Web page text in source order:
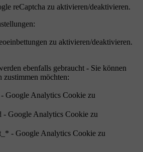
reCaptcha zu aktivieren/deaktivieren.
zu aktivieren/deaktivieren.
ebenfalls gebraucht - Sie können
zustimmen möchten:
Google Analytics Cookie zu
- Google Analytics Cookie zu
- Google Analytics Cookie zu